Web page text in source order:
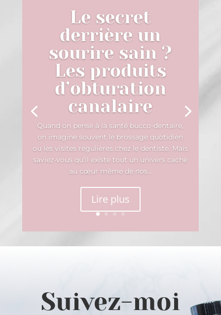
Le secret
derrière un
sourire sain ?
Les produits
d’obturation
canalaire
Quand on pense à la santé bucco-dentaire,
on imagine souvent le brossage quotidien
ou les visites régulières chez le dentiste. Mais
saviez-vous qu'il existe tout un univers caché
au cœur même de nos...
Lire plus
Suivez-moi